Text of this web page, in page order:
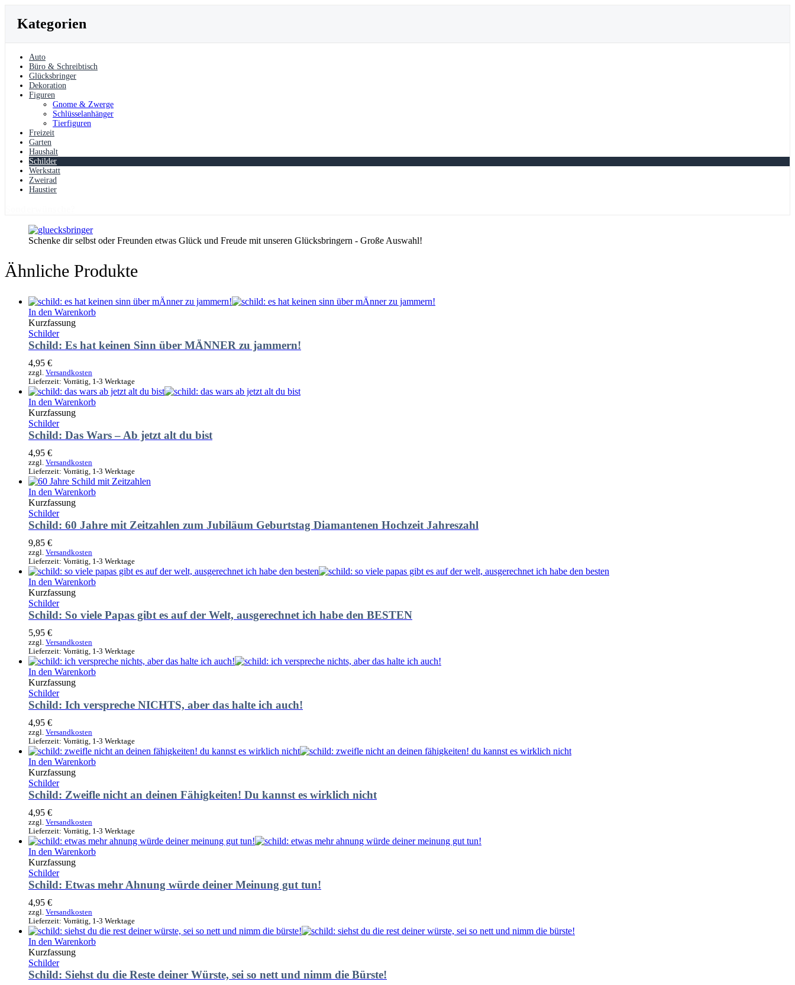
Kategorien
Auto
Büro & Schreibtisch
Glücksbringer
Dekoration
Figuren
Gnome & Zwerge
Schlüsselanhänger
Tierfiguren
Freizeit
Garten
Haushalt
Schilder
Werkstatt
Zweirad
Haustier
Schenke dir selbst oder Freunden etwas Glück und Freude mit unseren Glücksbringern - Große Auswahl!
Ähnliche Produkte
In den Warenkorb
Kurzfassung
Schilder
Schild: Es hat keinen Sinn über MÄNNER zu jammern!
4,95 €
zzgl. Versandkosten
Lieferzeit: Vorrätig, 1-3 Werktage
In den Warenkorb
Kurzfassung
Schilder
Schild: Das Wars – Ab jetzt alt du bist
4,95 €
zzgl. Versandkosten
Lieferzeit: Vorrätig, 1-3 Werktage
In den Warenkorb
Kurzfassung
Schilder
Schild: 60 Jahre mit Zeitzahlen zum Jubiläum Geburtstag Diamantenen Hochzeit Jahreszahl
9,85 €
zzgl. Versandkosten
Lieferzeit: Vorrätig, 1-3 Werktage
In den Warenkorb
Kurzfassung
Schilder
Schild: So viele Papas gibt es auf der Welt, ausgerechnet ich habe den BESTEN
5,95 €
zzgl. Versandkosten
Lieferzeit: Vorrätig, 1-3 Werktage
In den Warenkorb
Kurzfassung
Schilder
Schild: Ich verspreche NICHTS, aber das halte ich auch!
4,95 €
zzgl. Versandkosten
Lieferzeit: Vorrätig, 1-3 Werktage
In den Warenkorb
Kurzfassung
Schilder
Schild: Zweifle nicht an deinen Fähigkeiten! Du kannst es wirklich nicht
4,95 €
zzgl. Versandkosten
Lieferzeit: Vorrätig, 1-3 Werktage
In den Warenkorb
Kurzfassung
Schilder
Schild: Etwas mehr Ahnung würde deiner Meinung gut tun!
4,95 €
zzgl. Versandkosten
Lieferzeit: Vorrätig, 1-3 Werktage
In den Warenkorb
Kurzfassung
Schilder
Schild: Siehst du die Reste deiner Würste, sei so nett und nimm die Bürste!